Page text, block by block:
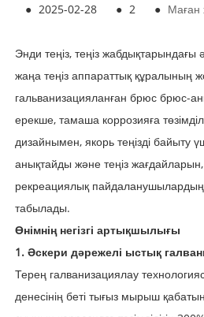
● 2025-02-28 ● 2 ● Маған
Энди теңіз, теңіз жабдықтарындағы
жаңа теңіз аппараттық құралының
гальванизацияланған брюс брюс-
ерекше, тамаша коррозияға
дизайнымен, якорь теңізді байыту
анықтайды және теңіз
рекреациялық пайдаланушылардың
табылады.
Өнімнің негізгі артықшылығы
1. Әскери дәрежелі ыстық
Терең галванизациялау
денесінің беті тығыз мырыш